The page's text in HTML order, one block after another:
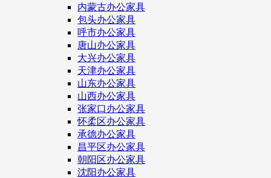
内蒙古办公家具
包头办公家具
呼市办公家具
唐山办公家具
大兴办公家具
天津办公家具
山东办公家具
山西办公家具
张家口办公家具
怀柔区办公家具
承德办公家具
昌平区办公家具
朝阳区办公家具
沈阳办公家具